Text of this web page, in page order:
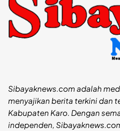
Sibayaknews.com adalah
menyajikan berita terkini dan
Kabupaten Karo. Dengan
independen,